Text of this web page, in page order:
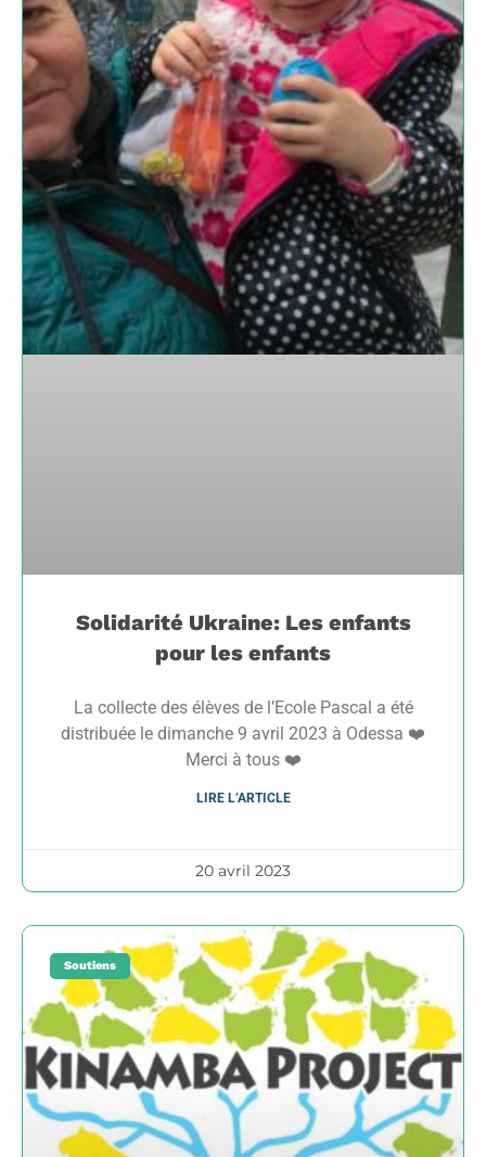
Solidarité Ukraine: Les enfants
pour les enfants
La collecte des élèves de l’Ecole Pascal a été
distribuée le dimanche 9 avril 2023 à Odessa ❤️
Merci à tous ❤️
LIRE L’ARTICLE
20 avril 2023
Soutiens